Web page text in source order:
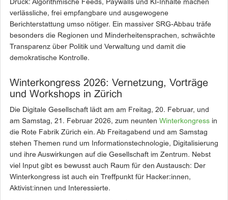
Druck: Algorithmische Feeds, Paywalls und KI-Inhalte machen
verlässliche, frei empfangbare und ausgewogene
Berichterstattung umso nötiger. Ein massiver SRG-Abbau träfe
besonders die Regionen und Minderheitensprachen, schwächte
Transparenz über Politik und Verwaltung und damit die
demokratische Kontrolle.
Winterkongress 2026: Vernetzung, Vorträge
und Workshops in Zürich
Die Digitale Gesellschaft lädt am am Freitag, 20. Februar, und
am Samstag, 21. Februar 2026, zum neunten Winterkongress in
die Rote Fabrik Zürich ein. Ab Freitagabend und am Samstag
stehen Themen rund um Informationstechnologie, Digitalisierung
und ihre Auswirkungen auf die Gesellschaft im Zentrum. Nebst
viel Input gibt es bewusst auch Raum für den Austausch: Der
Winterkongress ist auch ein Treffpunkt für Hacker:innen,
Aktivist:innen und Interessierte.